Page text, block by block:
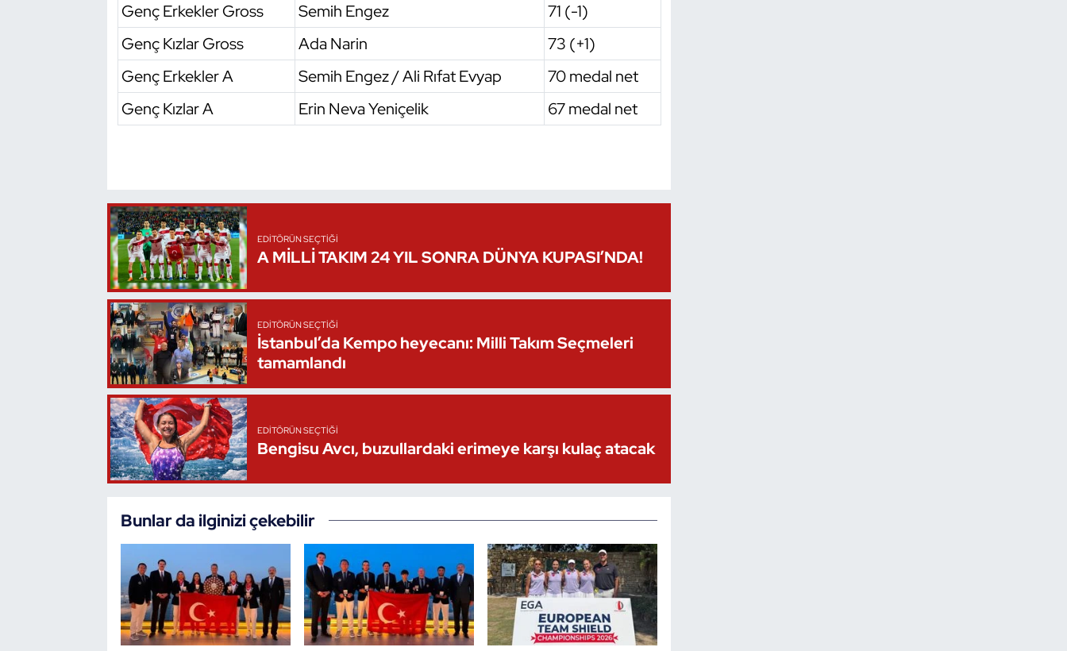
Genç Erkekler Gross
Semih Engez
71 (-1)
Genç Kızlar Gross
Ada Narin
73 (+1)
Genç Erkekler A
Semih Engez / Ali Rıfat Evyap
70 medal net
Genç Kızlar A
Erin Neva Yeniçelik 67 medal net
EDITÖRÜN SEÇTIĞI
A MİLLİ TAKIM 24 YIL SONRA DÜNYA KUPASI’NDA!
EDITÖRÜN SEÇTIĞI
İstanbul’da Kempo heyecanı: Milli Takım Seçmeleri
tamamlandı
EDITÖRÜN SEÇTIĞI
Bengisu Avcı, buzullardaki erimeye karşı kulaç atacak
Bunlar da ilginizi çekebilir
Vücut Geliştirme Fitness
Wushu Kungfu